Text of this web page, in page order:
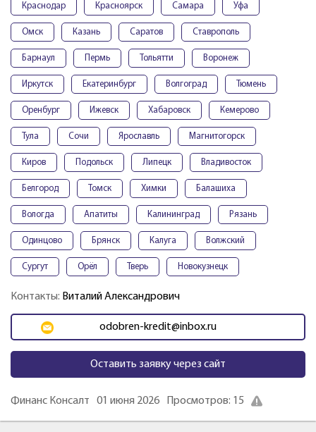
Краснодар Красноярск Самара Уфа
Омск Казань Саратов Ставрополь
Барнаул Пермь Тольятти Воронеж
Иркутск Екатеринбург Волгоград Тюмень
Оренбург Ижевск Хабаровск Кемерово
Тула Сочи Ярославль Магнитогорск
Киров Подольск Липецк Владивосток
Белгород Томск Химки Балашиха
Вологда Апатиты Калининград Рязань
Одинцово Брянск Калуга Волжский
Сургут Орёл Тверь Новокузнецк
Контакты: Виталий Александрович
odobren-kredit@inbox.ru
Оставить заявку через сайт
Финанс Консалт 01 июня 2026 Просмотров: 15